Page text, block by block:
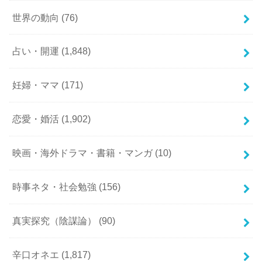
世界の動向 (76)
占い・開運 (1,848)
妊婦・ママ (171)
恋愛・婚活 (1,902)
映画・海外ドラマ・書籍・マンガ (10)
時事ネタ・社会勉強 (156)
真実探究（陰謀論） (90)
辛口オネエ (1,817)